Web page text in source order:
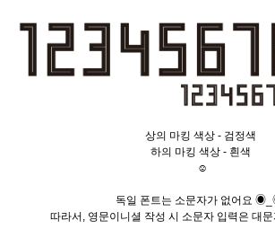
상의 마킹 색상 - 검정색
하의 마킹 색상 - 흰색
☺
독일 폰트는 소문자가 없어요
따라서, 영문이니셜 작성 시 소문자 입력은 대